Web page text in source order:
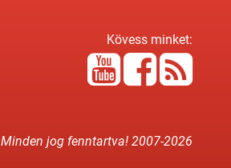
Kövess minket:
Minden jog fenntartva! 2007-2026